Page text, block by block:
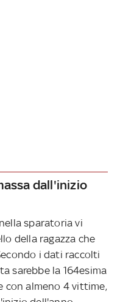
dall'inizio
sparatoria vi
della ragazza che
i dati raccolti
sarebbe la 164esima
con almeno 4 vittime,